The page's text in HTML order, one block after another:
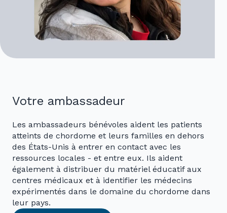
Votre ambassadeur
Les ambassadeurs bénévoles aident les patients
atteints de chordome et leurs familles en dehors
des États-Unis à entrer en contact avec les
ressources locales - et entre eux. Ils aident
également à distribuer du matériel éducatif aux
centres médicaux et à identifier les médecins
expérimentés dans le domaine du chordome dans
leur pays.